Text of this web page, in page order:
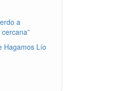
a
Hagamos Lío